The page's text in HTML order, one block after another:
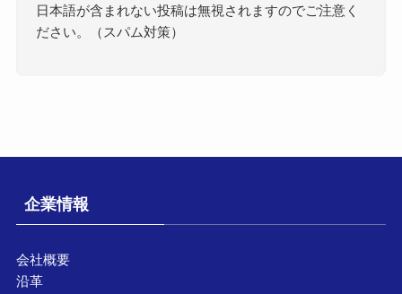
日本語が含まれない投稿は無視されますのでご注意く
ださい。（スパム対策）
企業情報
会社概要
沿革